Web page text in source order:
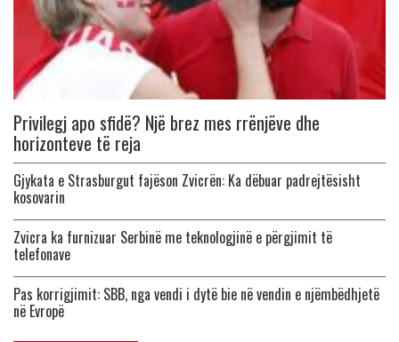
Privilegj apo sfidë? Një brez mes rrënjëve dhe
horizonteve të reja
Gjykata e Strasburgut fajëson Zvicrën: Ka dëbuar padrejtësisht
kosovarin
Zvicra ka furnizuar Serbinë me teknologjinë e përgjimit të
telefonave
Pas korrigjimit: SBB, nga vendi i dytë bie në vendin e njëmbëdhjetë
në Evropë